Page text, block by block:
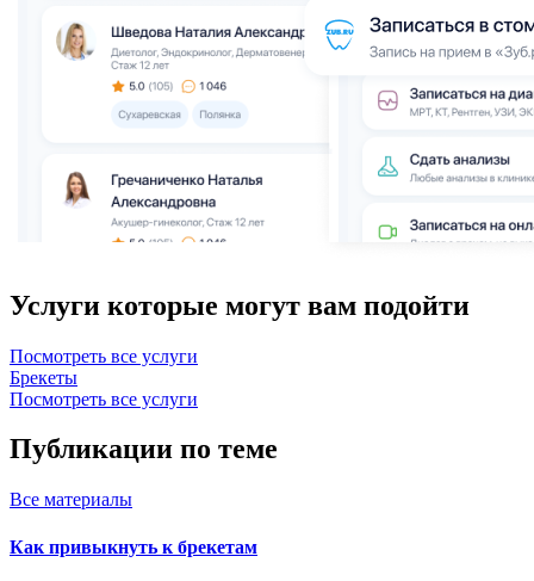
Услуги которые могут вам подойти
Посмотреть все услуги
Брекеты
Посмотреть все услуги
Публикации по теме
Все материалы
Как привыкнуть к брекетам